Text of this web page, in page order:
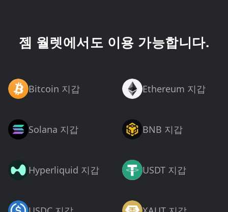
젬 월렛에서도 이용 가능합니다.
Bitcoin 지갑 Ethereum 지갑
Solana 지갑 BNB 지갑
Hyperliquid 지갑 USDT 지갑